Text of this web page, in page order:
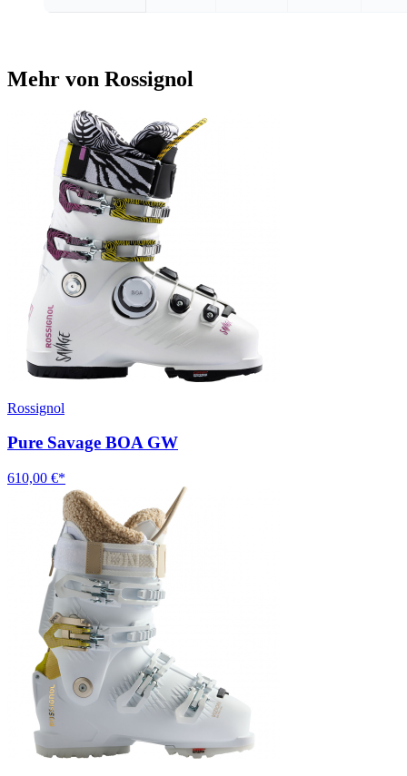
Mehr von Rossignol
Rossignol
Pure Savage BOA GW
610,00 €*